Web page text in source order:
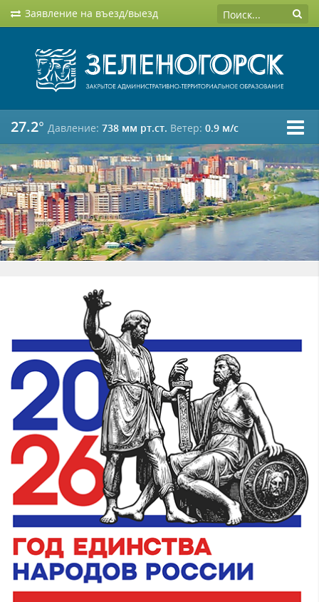
Заявление на въезд/выезд
27.2° Давление: 738 мм рт.ст. Ветер: 0.9 м/c